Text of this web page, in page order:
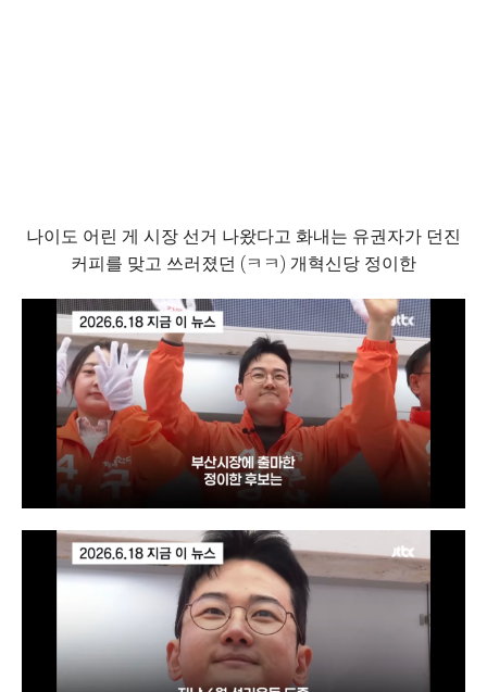
나이도 어린 게 시장 선거 나왔다고 화내는 유권자가 던진
커피를 맞고 쓰러졌던 (ㅋㅋ) 개혁신당 정이한